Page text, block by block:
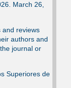
March 26,
and reviews
authors and
journal or
Superiores de